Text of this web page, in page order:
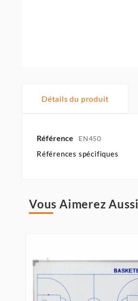
Détails du produit
Référence EN450
Références spécifiques
Vous Aimerez Aussi